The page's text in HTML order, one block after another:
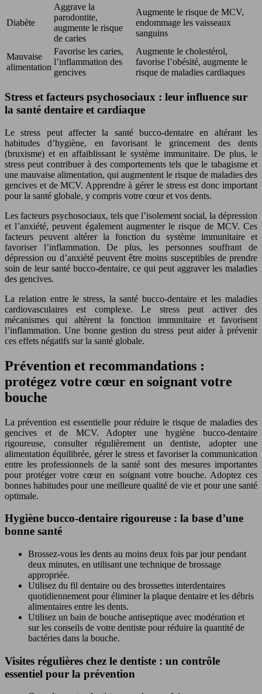
Diabète
Aggrave la
parodontite,
augmente le risque
de caries
Augmente le risque de MCV,
endommage les vaisseaux
sanguins
Mauvaise
alimentation
Favorise les caries,
l’inflammation des
gencives
Augmente le cholestérol,
favorise l’obésité, augmente le
risque de maladies cardiaques
Stress et facteurs psychosociaux : leur influence sur
la santé dentaire et cardiaque
Le stress peut affecter la santé bucco-dentaire en altérant les
habitudes d’hygiène, en favorisant le grincement des dents
(bruxisme) et en affaiblissant le système immunitaire. De plus, le
stress peut contribuer à des comportements tels que le tabagisme et
une mauvaise alimentation, qui augmentent le risque de maladies des
gencives et de MCV. Apprendre à gérer le stress est donc important
pour la santé globale, y compris votre cœur et vos dents.
Les facteurs psychosociaux, tels que l’isolement social, la dépression
et l’anxiété, peuvent également augmenter le risque de MCV. Ces
facteurs peuvent altérer la fonction du système immunitaire et
favoriser l’inflammation. De plus, les personnes souffrant de
dépression ou d’anxiété peuvent être moins susceptibles de prendre
soin de leur santé bucco-dentaire, ce qui peut aggraver les maladies
des gencives.
La relation entre le stress, la santé bucco-dentaire et les maladies
cardiovasculaires est complexe. Le stress peut activer des
mécanismes qui altèrent la fonction immunitaire et favorisent
l’inflammation. Une bonne gestion du stress peut aider à prévenir
ces effets négatifs sur la santé globale.
Prévention et recommandations :
protégez votre cœur en soignant votre
bouche
La prévention est essentielle pour réduire le risque de maladies des
gencives et de MCV. Adopter une hygiène bucco-dentaire
rigoureuse, consulter régulièrement un dentiste, adopter une
alimentation équilibrée, gérer le stress et favoriser la communication
entre les professionnels de la santé sont des mesures importantes
pour protéger votre cœur en soignant votre bouche. Adoptez ces
bonnes habitudes pour une meilleure qualité de vie et pour une santé
optimale.
Hygiène bucco-dentaire rigoureuse : la base d’une
bonne santé
Brossez-vous les dents au moins deux fois par jour pendant
deux minutes, en utilisant une technique de brossage
appropriée.
Utilisez du fil dentaire ou des brossettes interdentaires
quotidiennement pour éliminer la plaque dentaire et les débris
alimentaires entre les dents.
Utilisez un bain de bouche antiseptique avec modération et
sur les conseils de votre dentiste pour réduire la quantité de
bactéries dans la bouche.
Visites régulières chez le dentiste : un contrôle
essentiel pour la prévention